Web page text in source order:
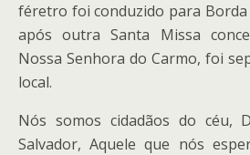
féretro foi conduzido para Borda
após outra Santa Missa
Nossa Senhora do Carmo, foi
local.
Nós somos cidadãos do céu,
Salvador, Aquele que nós